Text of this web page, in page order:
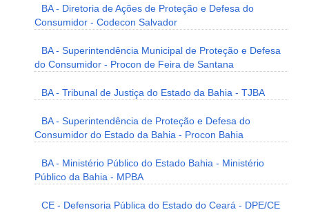
BA - Diretoria de Ações de Proteção e Defesa do
Consumidor - Codecon Salvador
BA - Superintendência Municipal de Proteção e Defesa
do Consumidor - Procon de Feira de Santana
BA - Tribunal de Justiça do Estado da Bahia - TJBA
BA - Superintendência de Proteção e Defesa do
Consumidor do Estado da Bahia - Procon Bahia
BA - Ministério Público do Estado Bahia - Ministério
Público da Bahia - MPBA
CE - Defensoria Pública do Estado do Ceará - DPE/CE